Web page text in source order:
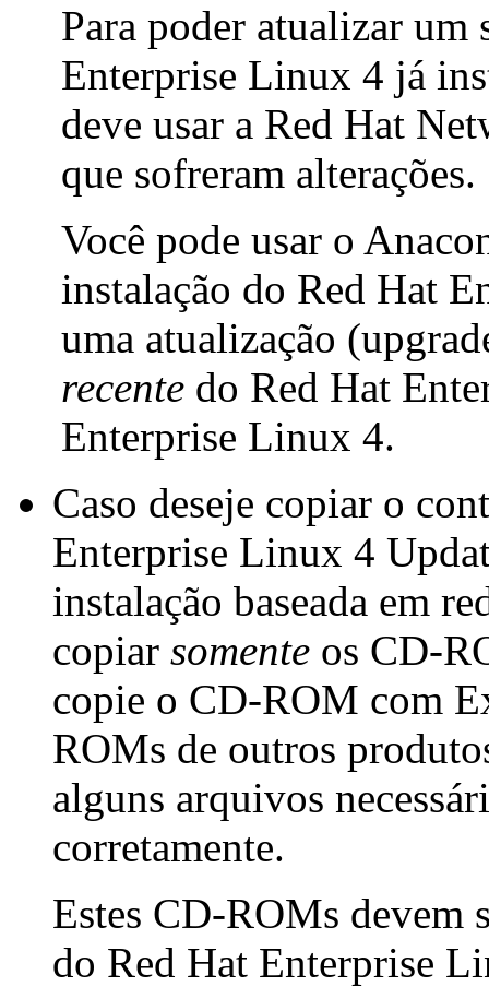
Para poder atualizar um
Enterprise Linux 4 já
deve usar a Red Hat
que sofreram alterações.
Você pode usar o
instalação do Red Hat
uma atualização
recente do Red Hat
Enterprise Linux 4.
Caso deseje copiar o
Enterprise Linux 4
instalação baseada em
copiar somente os CD-
copie o CD-ROM com
ROMs de outros
alguns arquivos
corretamente.
Estes CD-ROMs devem
do Red Hat Enterprise